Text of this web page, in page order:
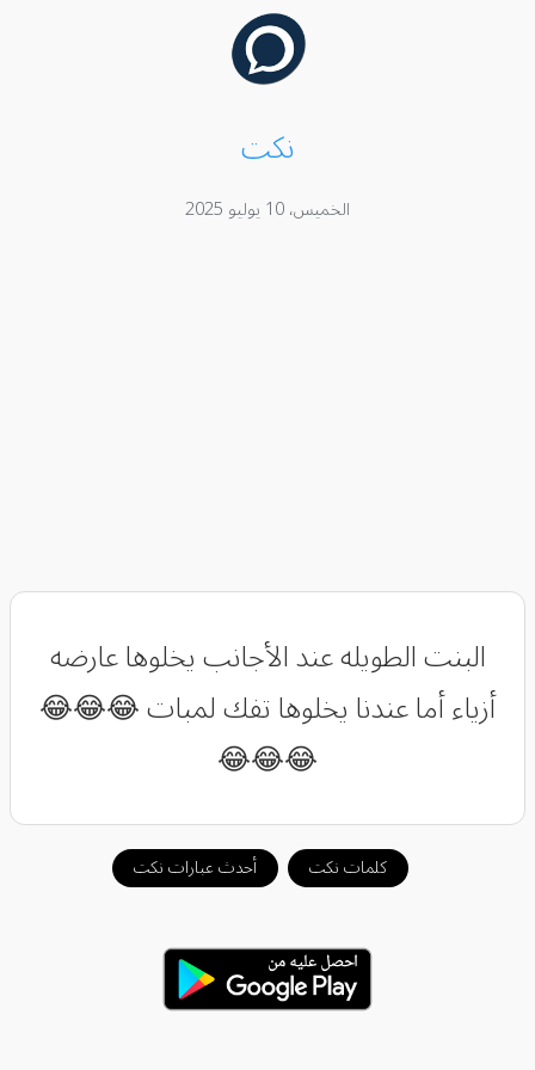
نكت
الخميس، 10 يوليو 2025
البنت الطويله عند الأجانب يخلوها عارضه
أزياء أما عندنا يخلوها تفك لمبات 😂😂😂
😂😂😂
كلمات نكت أحدث عبارات نكت